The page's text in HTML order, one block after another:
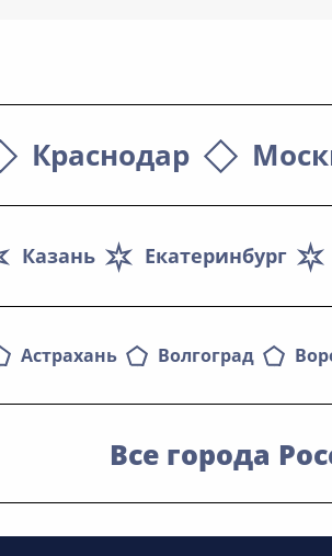
Краснодар
Екатеринбург
Казань
Астрахань Волгоград
Все города